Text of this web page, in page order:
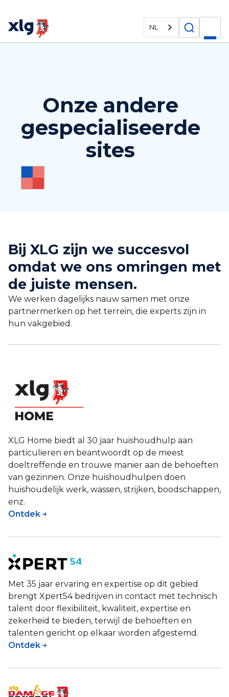
NL
Onze andere
gespecialiseerde
sites
Bij XLG zijn we succesvol
omdat we ons omringen met
de juiste mensen.
We werken dagelijks nauw samen met onze
partnermerken op het terrein, die experts zijn in
hun vakgebied.
XLG Home biedt al 30 jaar huishoudhulp aan
particulieren en beantwoordt op de meest
doeltreffende en trouwe manier aan de behoeften
van gezinnen. Onze huishoudhulpen doen
huishoudelijk werk, wassen, strijken, boodschappen,
enz.
Ontdek
Met 35 jaar ervaring en expertise op dit gebied
brengt Xpert54 bedrijven in contact met technisch
talent door flexibiliteit, kwaliteit, expertise en
zekerheid te bieden, terwijl de behoeften en
talenten gericht op elkaar worden afgestemd.
Ontdek